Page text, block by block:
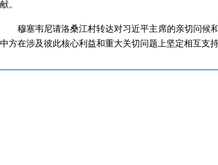
献。
穆塞韦尼请洛桑江村转达对习近平主席的亲切问候
中方在涉及彼此核心利益和重大关切问题上坚定相互支